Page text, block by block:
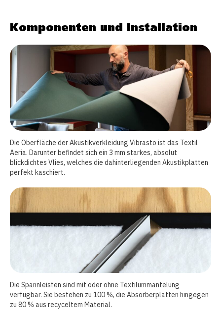
Komponenten und Installation
Die Oberfläche der Akustikverkleidung Vibrasto ist das Textil
Aeria. Darunter befindet sich ein 3 mm starkes, absolut
blickdichtes Vlies, welches die dahinterliegenden Akustikplatten
perfekt kaschiert.
Die Spannleisten sind mit oder ohne Textilummantelung
verfügbar. Sie bestehen zu 100 %, die Absorberplatten hingegen
zu 80 % aus recyceltem Material.